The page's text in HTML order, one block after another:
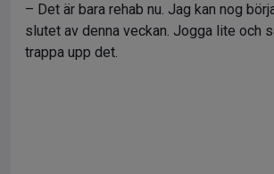
– Det är bara rehab nu. Jag kan nog
slutet av denna veckan. Jogga lite och
trappa upp det.